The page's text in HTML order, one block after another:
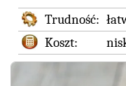
Trudność:
Koszt: